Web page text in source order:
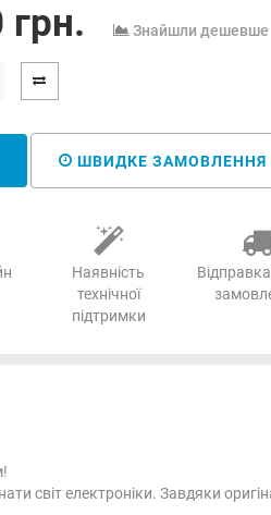
Знайшли дешевше
ШВИДКЕ ЗАМОВЛЕННЯ
Наявність
технічної
підтримки
світ електроніки. Завдяки